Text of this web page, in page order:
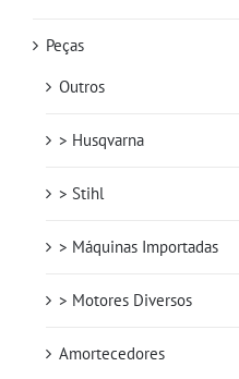
Peças
Outros
> Husqvarna
> Stihl
> Máquinas Importadas
> Motores Diversos
Amortecedores